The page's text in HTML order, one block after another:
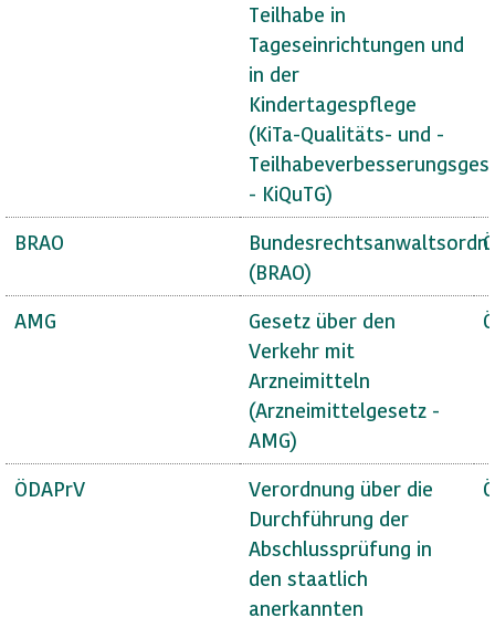
Teilhabe in
Tageseinrichtungen und
in der
Kindertagespflege
(KiTa-Qualitäts- und -
- KiQuTG)
BRAO
(BRAO)
AMG
Gesetz über den
Verkehr mit
Arzneimitteln
(Arzneimittelgesetz -
AMG)
ÖDAPrV
Verordnung über die
Durchführung der
Abschlussprüfung in
den staatlich
anerkannten